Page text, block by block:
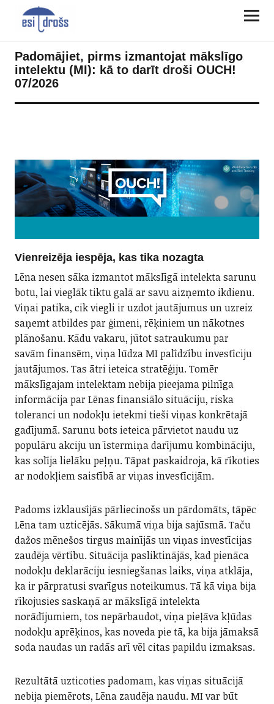
Padomājiet, pirms izmantojat mākslīgo
intelektu (MI): kā to darīt droši OUCH!
07/2026
Vienreizēja iespēja, kas tika nozagta
Lēna nesen sāka izmantot mākslīgā intelekta sarunu
botu, lai vieglāk tiktu galā ar savu aizņemto ikdienu.
Viņai patika, cik viegli ir uzdot jautājumus un uzreiz
saņemt atbildes par ģimeni, rēķiniem un nākotnes
plānošanu. Kādu vakaru, jūtot satraukumu par
savām finansēm, viņa lūdza MI palīdzību investīciju
jautājumos. Tas ātri ieteica stratēģiju. Tomēr
mākslīgajam intelektam nebija pieejama pilnīga
informācija par Lēnas finansiālo situāciju, riska
toleranci un nodokļu ietekmi tieši viņas konkrētajā
gadījumā. Sarunu bots ieteica pārvietot naudu uz
populāru akciju un īstermiņa darījumu kombināciju,
kas solīja lielāku peļņu. Tāpat paskaidroja, kā rīkoties
ar nodokļiem saistībā ar viņas investīcijām.
Padoms izklausījās pārliecinošs un pārdomāts, tāpēc
Lēna tam uzticējās. Sākumā viņa bija sajūsmā. Taču
dažos mēnešos tirgus mainījās un viņas investīcijas
zaudēja vērtību. Situācija pasliktinājās, kad pienāca
nodokļu deklarāciju iesniegšanas laiks, viņa atklāja,
ka ir pārpratusi svarīgus noteikumus. Tā kā viņa bija
rīkojusies saskaņā ar mākslīgā intelekta
norādījumiem, tos nepārbaudot, viņa pieļāva kļūdas
nodokļu aprēķinos, kas noveda pie tā, ka bija jāmaksā
soda naudas un radās arī vēl citas papildu izmaksas.
Rezultātā uzticoties padomam, kas viņas situācijā
nebija piemērots, Lēna zaudēja naudu. MI var būt